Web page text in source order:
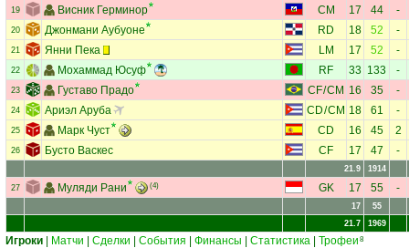
19 Висник Герминор CM 17 44 -
20 Джонмани Аубуоне RD 18 52 -
21 Янни Пека LM 17 52 -
22 Мохаммад Юсуф RF 33 133 -
23 Густаво Прадо CF/CM 16 35 -
24 Ариэл Аруба CD/CM 18 61 -
25 Марк Чуст CD 16 45 2
26 Бусто Васкес CF 17 47 -
21.9 1914
27 Муляди Рани (4) GK 17 55 -
17
55
21.7
1969
Игроки Матчи Сделки События Финансы Статистика Трофеи 8